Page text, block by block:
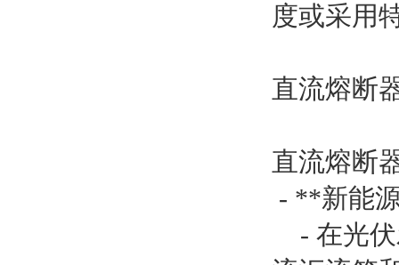
度或采用
直流熔断
直流熔断
- **新能
- 在光伏